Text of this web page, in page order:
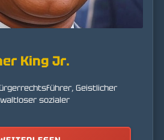
King Jr.
Geistlicher
sozialer